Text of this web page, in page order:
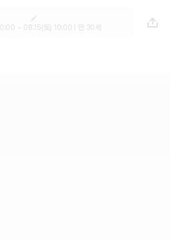
터카 가격비교, 최저
아
~ 08.15(토) 10:00 | 만 30세